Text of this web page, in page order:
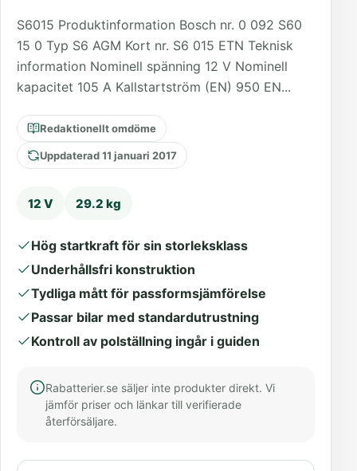
S6015 Produktinformation Bosch nr. 0 092 S60
15 0 Typ S6 AGM Kort nr. S6 015 ETN Teknisk
information Nominell spänning 12 V Nominell
kapacitet 105 A Kallstartström (EN) 950 EN...
Redaktionellt omdöme
Uppdaterad 11 januari 2017
12 V 29.2 kg
Hög startkraft för sin storleksklass
Underhållsfri konstruktion
Tydliga mått för passformsjämförelse
Passar bilar med standardutrustning
Kontroll av polställning ingår i guiden
Rabatterier.se säljer inte produkter direkt. Vi
jämför priser och länkar till verifierade
återförsäljare.